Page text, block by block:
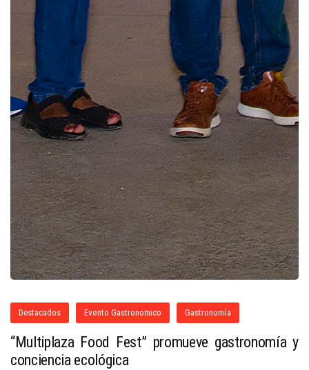
Destacados Evento Gastronomico Gastronomía
“Multiplaza Food Fest” promueve gastronomía y
conciencia ecológica